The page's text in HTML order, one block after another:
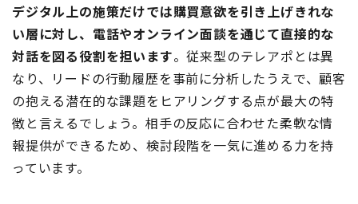
デジタル上の施策だけでは購買意欲を引き上げきれな
い層に対し、電話やオンライン面談を通じて直接的な
対話を図る役割を担います。従来型のテレアポとは異
なり、リードの行動履歴を事前に分析したうえで、顧客
の抱える潜在的な課題をヒアリングする点が最大の特
徴と言えるでしょう。相手の反応に合わせた柔軟な情
報提供ができるため、検討段階を一気に進める力を持
っています。